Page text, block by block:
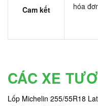
Cam kết
hóa
CÁC XE
Lốp Michelin 255/55R18